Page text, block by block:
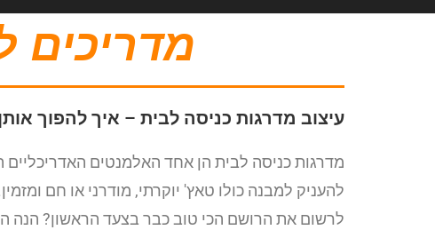
מדריכים
עיצוב מדרגות כניסה לבית – איך להפוך
מדרגות כניסה לבית הן אחד האלמנטים
להעניק למבנה כולו טאץ' יוקרתי, מודרני או חם
לרשום את הרושם הכי טוב כבר בצעד הראשון? הנה